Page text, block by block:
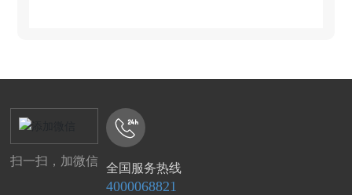
扫一扫，加微信 全国服务热线
4000068821